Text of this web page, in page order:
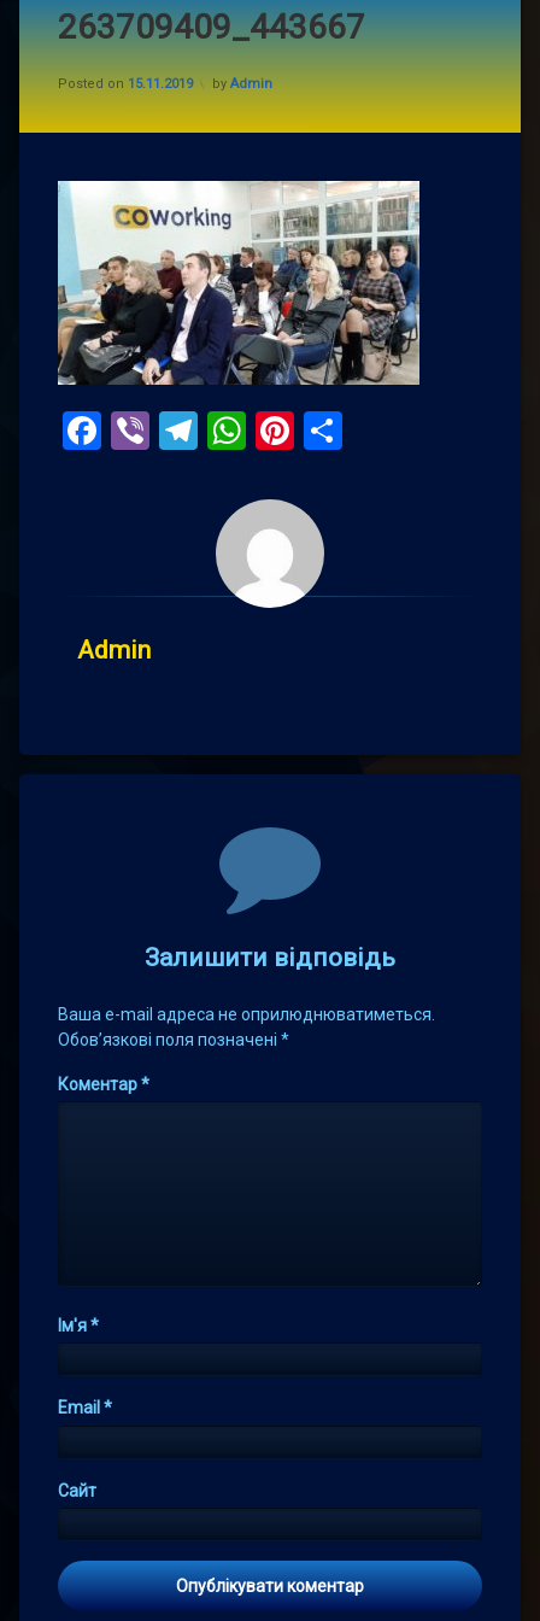
263709409_443667
Posted on 15.11.2019 by Admin
Facebook
ViberTelegram
WhatsApp
Pinterest
Admin
Залишити відповідь
Ваша e-mail адреса не оприлюднюватиметься.
Обов’язкові поля позначені *
Коментар*
Ім'я*
Email *
Сайт